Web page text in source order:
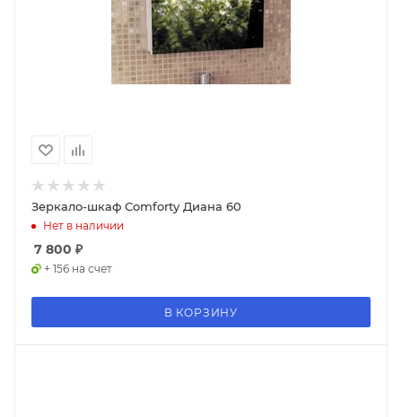
Зеркало-шкаф Comforty Диана 60
Нет в наличии
7 800 ₽
+ 156 на счет
В КОРЗИНУ